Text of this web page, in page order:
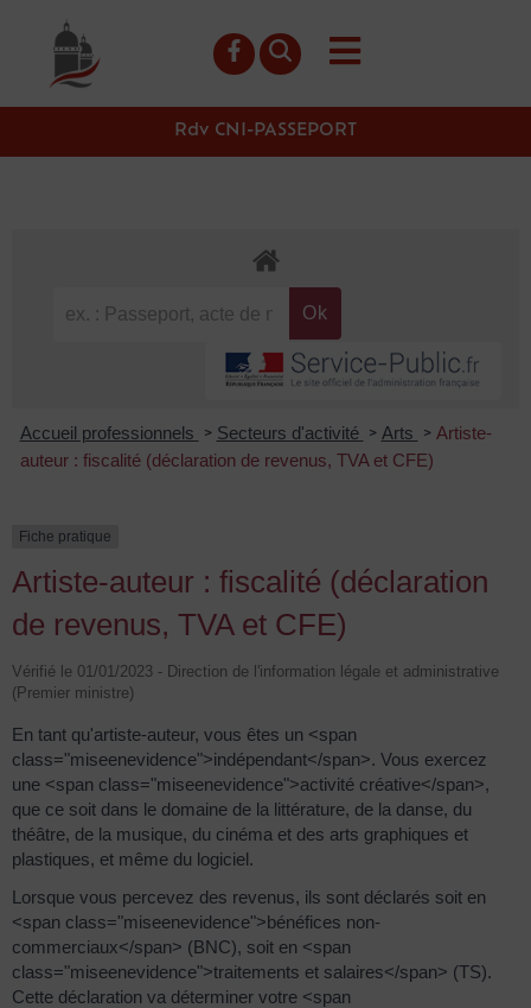
principal
Rdv CNI-PASSEPORT
Accueil professionnels > Secteurs d'activité > Arts > Artiste-
auteur : fiscalité (déclaration de revenus, TVA et CFE)
Fiche pratique
Artiste-auteur : fiscalité (déclaration
de revenus, TVA et CFE)
Vérifié le 01/01/2023 - Direction de l'information légale et administrative
(Premier ministre)
En tant qu'artiste-auteur, vous êtes un <span
class="miseenevidence">indépendant</span>. Vous exercez
une <span class="miseenevidence">activité créative</span>,
que ce soit dans le domaine de la littérature, de la danse, du
théâtre, de la musique, du cinéma et des arts graphiques et
plastiques, et même du logiciel.
Lorsque vous percevez des revenus, ils sont déclarés soit en
<span class="miseenevidence">bénéfices non-
commerciaux</span> (BNC), soit en <span
class="miseenevidence">traitements et salaires</span> (TS).
Cette déclaration va déterminer votre <span